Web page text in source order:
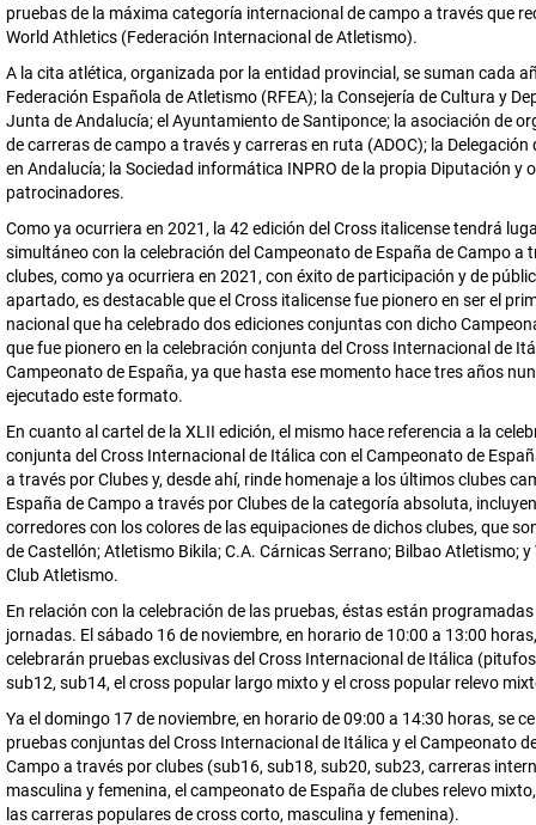
pruebas de la máxima categoría internacional de campo a través que
World Athletics (Federación Internacional de Atletismo).
A la cita atlética, organizada por la entidad provincial, se suman cada
Federación Española de Atletismo (RFEA); la Consejería de Cultura y
Junta de Andalucía; el Ayuntamiento de Santiponce; la asociación de
de carreras de campo a través y carreras en ruta (ADOC); la Delegación
en Andalucía; la Sociedad informática INPRO de la propia Diputación y
patrocinadores.
Como ya ocurriera en 2021, la 42 edición del Cross italicense tendrá
simultáneo con la celebración del Campeonato de España de Campo a
clubes, como ya ocurriera en 2021, con éxito de participación y de
apartado, es destacable que el Cross italicense fue pionero en ser el
nacional que ha celebrado dos ediciones conjuntas con dicho
que fue pionero en la celebración conjunta del Cross Internacional de
Campeonato de España, ya que hasta ese momento hace tres años
ejecutado este formato.
En cuanto al cartel de la XLII edición, el mismo hace referencia a la
conjunta del Cross Internacional de Itálica con el Campeonato de
a través por Clubes y, desde ahí, rinde homenaje a los últimos clubes
España de Campo a través por Clubes de la categoría absoluta,
corredores con los colores de las equipaciones de dichos clubes, que
de Castellón; Atletismo Bikila; C.A. Cárnicas Serrano; Bilbao Atletismo; y
Club Atletismo.
En relación con la celebración de las pruebas, éstas están
jornadas. El sábado 16 de noviembre, en horario de 10:00 a 13:00
celebrarán pruebas exclusivas del Cross Internacional de Itálica
sub12, sub14, el cross popular largo mixto y el cross popular relevo
Ya el domingo 17 de noviembre, en horario de 09:00 a 14:30 horas, se
pruebas conjuntas del Cross Internacional de Itálica y el Campeonato
Campo a través por clubes (sub16, sub18, sub20, sub23, carreras
masculina y femenina, el campeonato de España de clubes relevo
las carreras populares de cross corto, masculina y femenina).